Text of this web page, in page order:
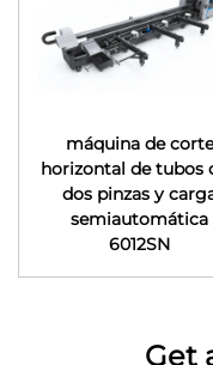
máquina de corte
horizontal de tubos
dos pinzas y
semiautomática
6012SN
Get